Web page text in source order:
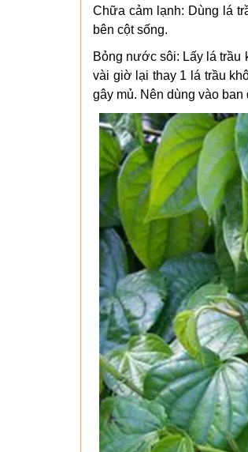
Chữa cảm lạnh: Dùng lá
bên cột sống.
Bỏng nước sôi: Lấy lá trầu
vài giờ lại thay 1 lá trầu
gây mủ. Nên dùng vào